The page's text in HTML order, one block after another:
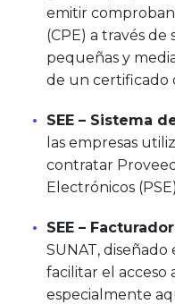
emitir
(CPE) a través
pequeñas y
de un certificado
SEE – Sistema
las empresas
contratar
Electrónicos
SEE – Facturador
SUNAT,
facilitar el acceso
especialmente